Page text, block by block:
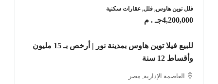
فلل توين هاوس, فلل, عقارات سكنية
4,200,000جـ . م
للبيع فيلا توين هاوس بمدينة نور | أرخص بـ 15 مليون
وأقساط 12 سنة
العاصمة الإدارية, مصر